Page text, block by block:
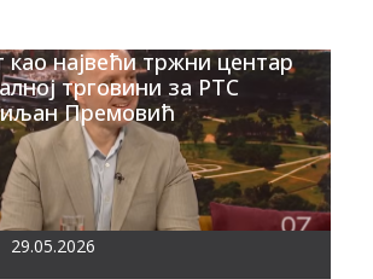
као највећи тржни центар
трговини за РТС
Премовић
29.05.2026